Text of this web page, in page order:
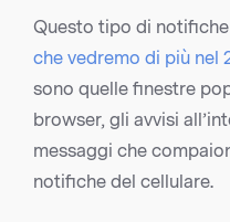
Questo tipo di
che vedremo di più nel
sono quelle finestre
browser, gli avvisi
messaggi che
notifiche del cellulare.